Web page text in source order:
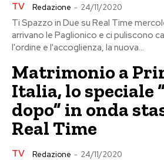
TV Redazione - 24/11/2020
Ti Spazzo in Due su Real Time
arrivano le Paglionico e ci puliscono
l'ordine e l'accoglienza, la nuova...
Matrimonio a
Italia, lo speciale
dopo” in onda
Real Time
TV Redazione - 24/11/2020